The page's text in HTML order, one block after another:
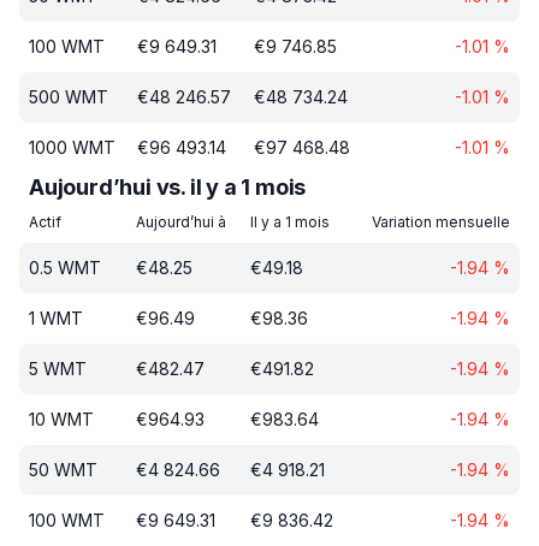
100 WMT €9 649.31 €9 746.85 -1.01 %
500 WMT €48 246.57 €48 734.24 -1.01 %
1000 WMT €96 493.14 €97 468.48 -1.01 %
Aujourd’hui vs. il y a 1 mois
Actif Aujourd’hui à Il y a 1 mois Variation mensuelle
0.5 WMT €48.25 €49.18 -1.94 %
1 WMT €96.49 €98.36 -1.94 %
5 WMT €482.47 €491.82 -1.94 %
10 WMT €964.93 €983.64 -1.94 %
50 WMT €4 824.66 €4 918.21 -1.94 %
100 WMT €9 649.31 €9 836.42 -1.94 %